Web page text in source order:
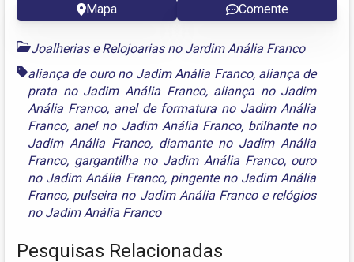
Mapa Comente
Joalherias e Relojoarias no Jardim Anália Franco
aliança de ouro no Jadim Anália Franco, aliança de
prata no Jadim Anália Franco, aliança no Jadim
Anália Franco, anel de formatura no Jadim Anália
Franco, anel no Jadim Anália Franco, brilhante no
Jadim Anália Franco, diamante no Jadim Anália
Franco, gargantilha no Jadim Anália Franco, ouro
no Jadim Anália Franco, pingente no Jadim Anália
Franco, pulseira no Jadim Anália Francoe relógios
no Jadim Anália Franco
Pesquisas Relacionadas